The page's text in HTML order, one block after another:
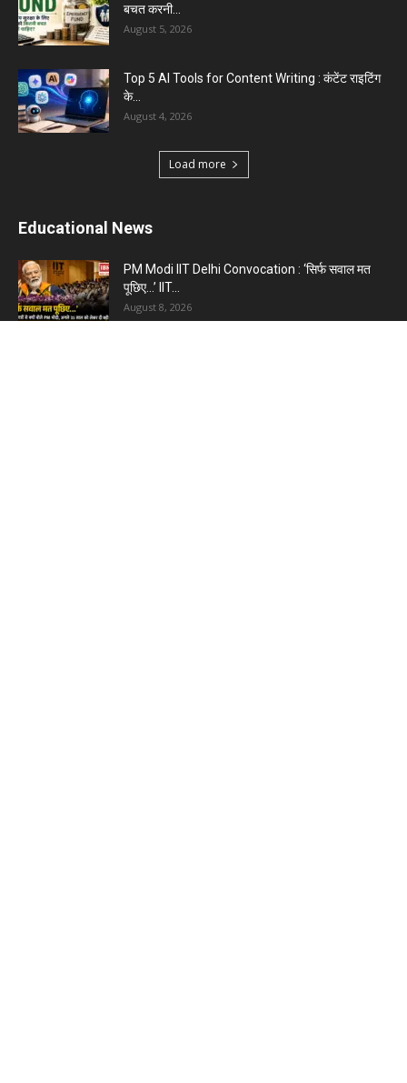
बचत करनी...
August 5, 2026
Top 5 AI Tools for Content Writing : कंटेंट राइटिंग
के...
August 4, 2026
Load more
Educational News
PM Modi IIT Delhi Convocation : ‘सिर्फ सवाल मत
पूछिए…’ IIT...
August 8, 2026